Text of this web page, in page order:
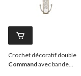
Crochet décoratif double
Commandavec bande